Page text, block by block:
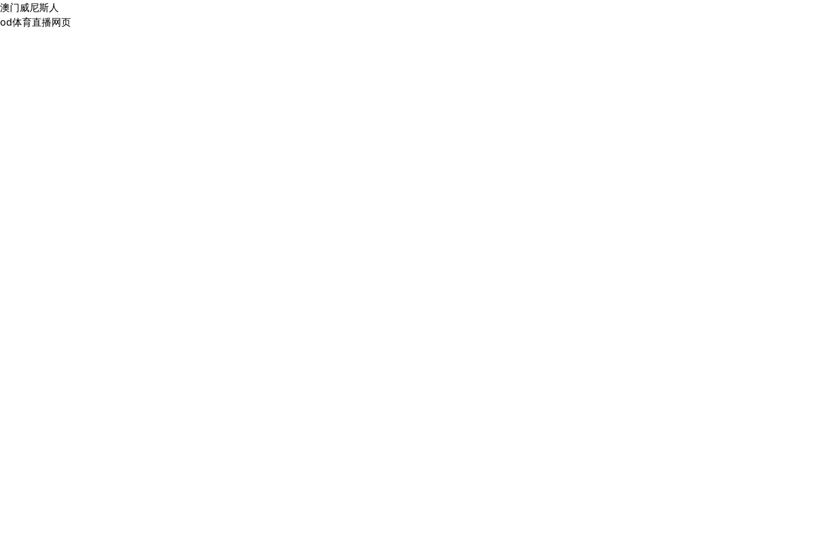
澳门威尼斯人
od体育直播网页